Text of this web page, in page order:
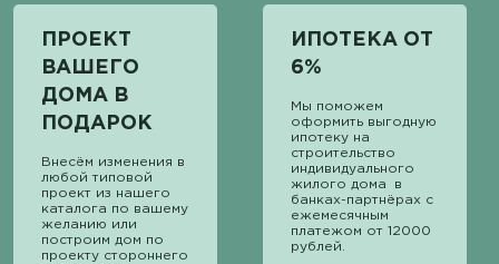
ПРОЕКТ
ВАШЕГО
ДОМА В
ПОДАРОК
Внесём изменения в
любой типовой
проект из нашего
каталога по вашему
желанию или
построим дом по
проекту стороннего
ИПОТЕКА ОТ
6%
Мы поможем
оформить выгодную
ипотеку на
строительство
индивидуального
жилого дома в
банках-партнёрах с
ежемесячным
платежом от 12000
рублей.